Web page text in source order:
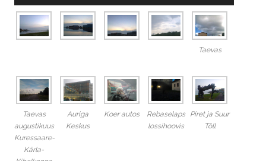
Taevas
Taevas
augustikuus
Kuressaare-
Kärla-
Auriga
Keskus
Koer autos
Rebaselaps
lossihoovis
Piret ja Suur
Töll